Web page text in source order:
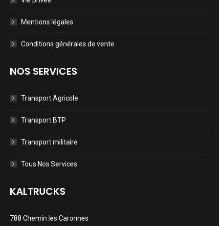
Mentions légales
Conditions générales de vente
NOS SERVICES
Transport Agricole
Transport BTP
Transport militaire
Tous Nos Services
KALTRUCKS
788 Chemin les Caronnes